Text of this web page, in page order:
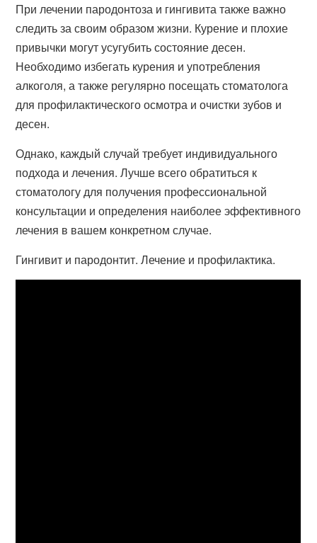
При лечении пародонтоза и гингивита также важно
следить за своим образом жизни. Курение и плохие
привычки могут усугубить состояние десен.
Необходимо избегать курения и употребления
алкоголя, а также регулярно посещать стоматолога
для профилактического осмотра и очистки зубов и
десен.
Однако, каждый случай требует индивидуального
подхода и лечения. Лучше всего обратиться к
стоматологу для получения профессиональной
консультации и определения наиболее эффективного
лечения в вашем конкретном случае.
Гингивит и пародонтит. Лечение и профилактика.